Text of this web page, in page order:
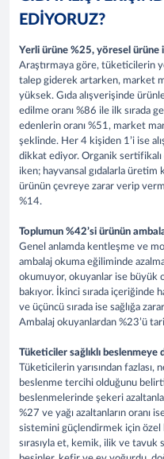
EDİYORUZ?
Yerli ürüne %25, yöresel ürüne
Araştırmaya göre, tüketicilerin
talep giderek artarken, market
yüksek. Gıda alışverişinde
edilme oranı %86 ile ilk sırada
edenlerin oranı %51, market
şeklinde. Her 4 kişiden 1’i ise
dikkat ediyor. Organik sertifikalı
iken; hayvansal gıdalarla üretim
ürünün çevreye zarar verip
%14.
Toplumun %42’si ürünün
Genel anlamda kentleşme ve
ambalaj okuma eğiliminde
okumuyor, okuyanlar ise büyük
bakıyor. İkinci sırada içeriğinde
ve üçüncü sırada ise sağlığa
Ambalaj okuyanlardan %23’ü
Tüketiciler sağlıklı beslenmeye
Tüketicilerin yarısından fazlası,
beslenme tercihi olduğunu
beslenmelerinde şekeri
%27 ve yağı azaltanların oranı
sistemini güçlendirmek için özel
sırasıyla et, kemik, ilik ve tavuk